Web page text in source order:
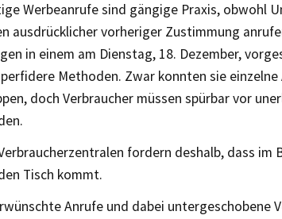
Werbeanrufe sind gängige Praxis, obwohl
ausdrücklicher vorheriger Zustimmung
in einem am Dienstag, 18. Dezember,
Methoden. Zwar konnten sie
doch Verbraucher müssen spürbar vor
fordern deshalb, dass
Tisch kommt.
Anrufe und dabei untergeschobene